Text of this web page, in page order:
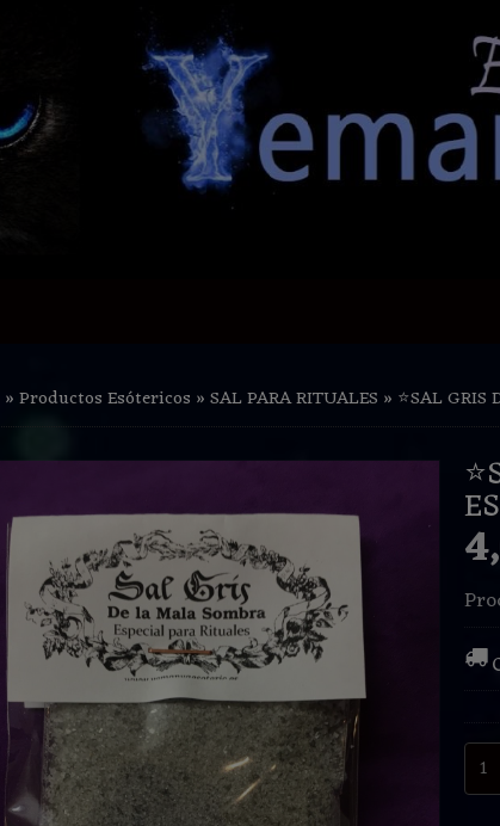
»Productos Esótericos »SAL PARA RITUALES » ⭐️SAL GRIS